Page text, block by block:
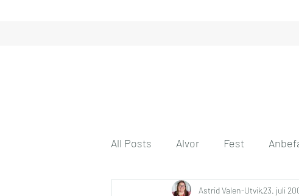
All Posts Alvor Fest
Gode tanker Engasjement
Astrid Valen-Utvik23. juli